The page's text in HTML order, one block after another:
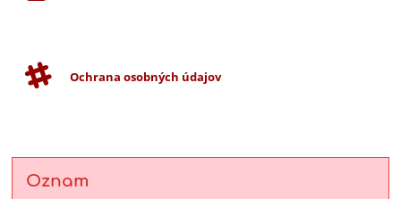
Ochrana osobných údajov
Oznam